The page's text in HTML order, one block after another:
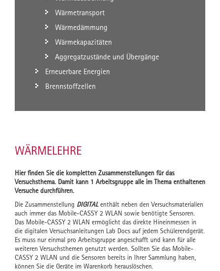
Wärmetransport
Wärmedämmung
Wärmekapazitäten
Aggregatzustände und Übergänge
Erneuerbare Energien
Brennstoffzellen
WÄRMELEHRE
Hier finden Sie die kompletten Zusammenstellungen für das
Versuchsthema. Damit kann 1 Arbeitsgruppe alle im Thema enthaltenen
Versuche durchführen.
Die Zusammenstellung DIGITALenthält neben den Versuchsmaterialien
auch immer das Mobile-CASSY 2 WLAN sowie benötigte Sensoren.
Das Mobile-CASSY 2 WLAN ermöglicht das direkte Hineinmessen in
die digitalen Versuchsanleitungen Lab Docs auf jedem Schülerendgerät.
Es muss nur einmal pro Arbeitsgruppe angeschafft und kann für alle
weiteren Versuchsthemen genutzt werden. Sollten Sie das Mobile-
CASSY 2 WLAN und die Sensoren bereits in Ihrer Sammlung haben,
können Sie die Geräte im Warenkorb herauslöschen.